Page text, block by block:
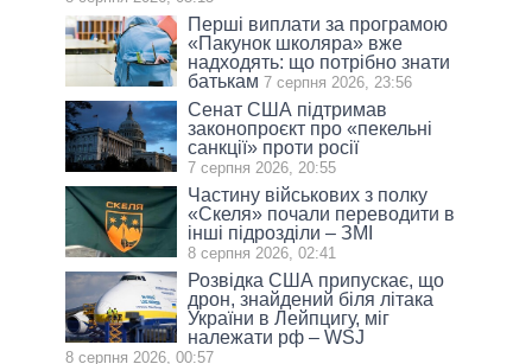
Перші виплати за програмою
«Пакунок школяра» вже
надходять: що потрібно знати
батькам 7 серпня 2026, 23:56
Сенат США підтримав
законопроєкт про «пекельні
санкції» проти росії
7 серпня 2026, 20:55
Частину військових з полку
«Скеля» почали переводити в
інші підрозділи – ЗМІ
8 серпня 2026, 02:41
Розвідка США припускає, що
дрон, знайдений біля літака
України в Лейпцигу, міг
належати рф – WSJ
8 серпня 2026, 00:57